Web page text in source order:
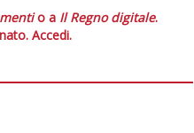
o a Il Regno digitale.
Accedi.